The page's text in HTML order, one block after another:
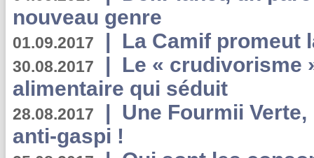
nouveau genre
01.09.2017 | La Camif promeut
30.08.2017 | Le « crudivorisme
alimentaire qui séduit
28.08.2017 | Une Fourmii
anti-gaspi !